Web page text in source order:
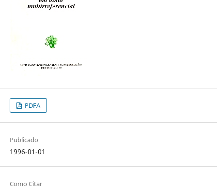
PDFA
Publicado
1996-01-01
Como Citar